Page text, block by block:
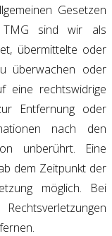
Gesetzen
sind wir als
übermittelte oder
überwachen oder
eine rechtswidrige
Entfernung oder
nach den
unberührt. Eine
dem Zeitpunkt der
möglich. Bei